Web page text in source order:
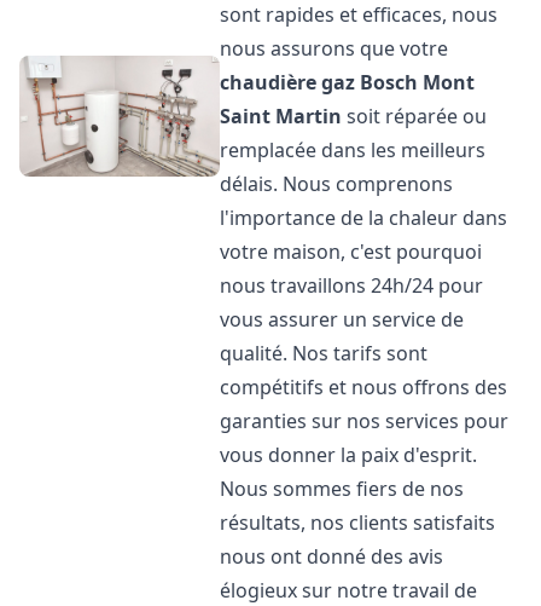
sont rapides et efficaces, nous
nous assurons que votre
chaudière gaz Bosch Mont
Saint Martin soit réparée ou
remplacée dans les meilleurs
délais. Nous comprenons
l'importance de la chaleur dans
votre maison, c'est pourquoi
nous travaillons 24h/24 pour
vous assurer un service de
qualité. Nos tarifs sont
compétitifs et nous offrons des
garanties sur nos services pour
vous donner la paix d'esprit.
Nous sommes fiers de nos
résultats, nos clients satisfaits
nous ont donné des avis
élogieux sur notre travail de